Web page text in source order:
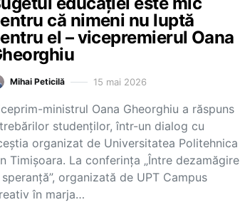
că nimeni nu luptă
el – vicepremierul Oana
Mihai Peticilă 15 mai 2026
ministrul Oana Gheorghiu a răspuns
studenților, într-un dialog cu
organizat de Universitatea Politehnica
Timișoara. La conferința „Între dezamăgire
speranță”, organizată de UPT Campus
în marja…